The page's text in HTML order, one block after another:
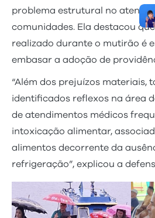
problema estrutural no
comunidades. Ela destacou
realizado durante o mutirão é
embasar a adoção de
“Além dos prejuízos materiais,
identificados reflexos na área
de atendimentos médicos
intoxicação alimentar,
alimentos decorrente da
refrigeração”, explicou a